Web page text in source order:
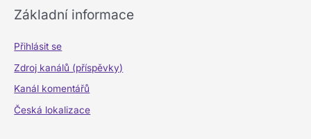
Základní informace
Přihlásit se
Zdroj kanálů (příspěvky)
Kanál komentářů
Česká lokalizace